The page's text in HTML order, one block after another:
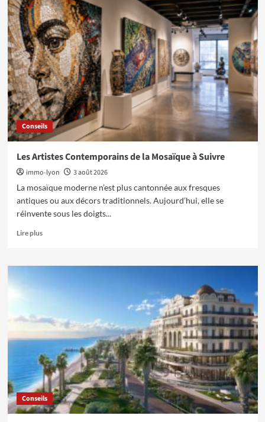
Conseils
Les Artistes Contemporains de la Mosaïque à Suivre
immo-lyon
3 août 2026
La mosaïque moderne n’est plus cantonnée aux fresques
antiques ou aux décors traditionnels. Aujourd’hui, elle se
réinvente sous les doigts...
Lire plusEn
sur
Artistes
la
Mosaïque
à
Suivre
Conseils